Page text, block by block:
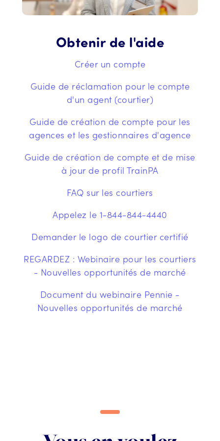
Obtenir de l'aide
Créer un compte
Guide de réclamation pour le compte
d'un agent (courtier)
Guide de création de compte pour les
agences et les gestionnaires d'agence
Guide de création de compte et de mise
à jour de profil TrainPA
FAQ sur les courtiers
Appelez le 1-844-844-4440
Demander le logo de courtier certifié
REGARDEZ : Webinaire pour les courtiers
- Nouvelles opportunités de marché
Document du webinaire Pennie -
Nouvelles opportunités de marché